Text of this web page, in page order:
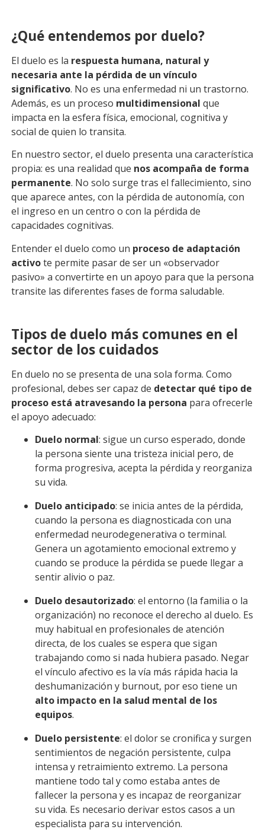
¿Qué entendemos por duelo?
El duelo es la respuesta humana, natural y
necesaria ante la pérdida de un vínculo
significativo. No es una enfermedad ni un trastorno.
Además, es un proceso multidimensional que
impacta en la esfera física, emocional, cognitiva y
social de quien lo transita.
En nuestro sector, el duelo presenta una característica
propia: es una realidad que nos acompaña de forma
permanente. No solo surge tras el fallecimiento, sino
que aparece antes, con la pérdida de autonomía, con
el ingreso en un centro o con la pérdida de
capacidades cognitivas.
Entender el duelo como un proceso de adaptación
activote permite pasar de ser un «observador
pasivo» a convertirte en un apoyo para que la persona
transite las diferentes fases de forma saludable.
Tipos de duelo más comunes en el
sector de los cuidados
En duelo no se presenta de una sola forma. Como
profesional, debes ser capaz de detectar qué tipo de
proceso está atravesando la persona para ofrecerle
el apoyo adecuado:
Duelo normal: sigue un curso esperado, donde
la persona siente una tristeza inicial pero, de
forma progresiva, acepta la pérdida y reorganiza
su vida.
Duelo anticipado: se inicia antes de la pérdida,
cuando la persona es diagnosticada con una
enfermedad neurodegenerativa o terminal.
Genera un agotamiento emocional extremo y
cuando se produce la pérdida se puede llegar a
sentir alivio o paz.
Duelo desautorizado: el entorno (la familia o la
organización) no reconoce el derecho al duelo. Es
muy habitual en profesionales de atención
directa, de los cuales se espera que sigan
trabajando como si nada hubiera pasado. Negar
el vínculo afectivo es la vía más rápida hacia la
deshumanización y burnout, por eso tiene un
alto impacto en la salud mental de los
equipos.
Duelo persistente: el dolor se cronifica y surgen
sentimientos de negación persistente, culpa
intensa y retraimiento extremo. La persona
mantiene todo tal y como estaba antes de
fallecer la persona y es incapaz de reorganizar
su vida. Es necesario derivar estos casos a un
especialista para su intervención.